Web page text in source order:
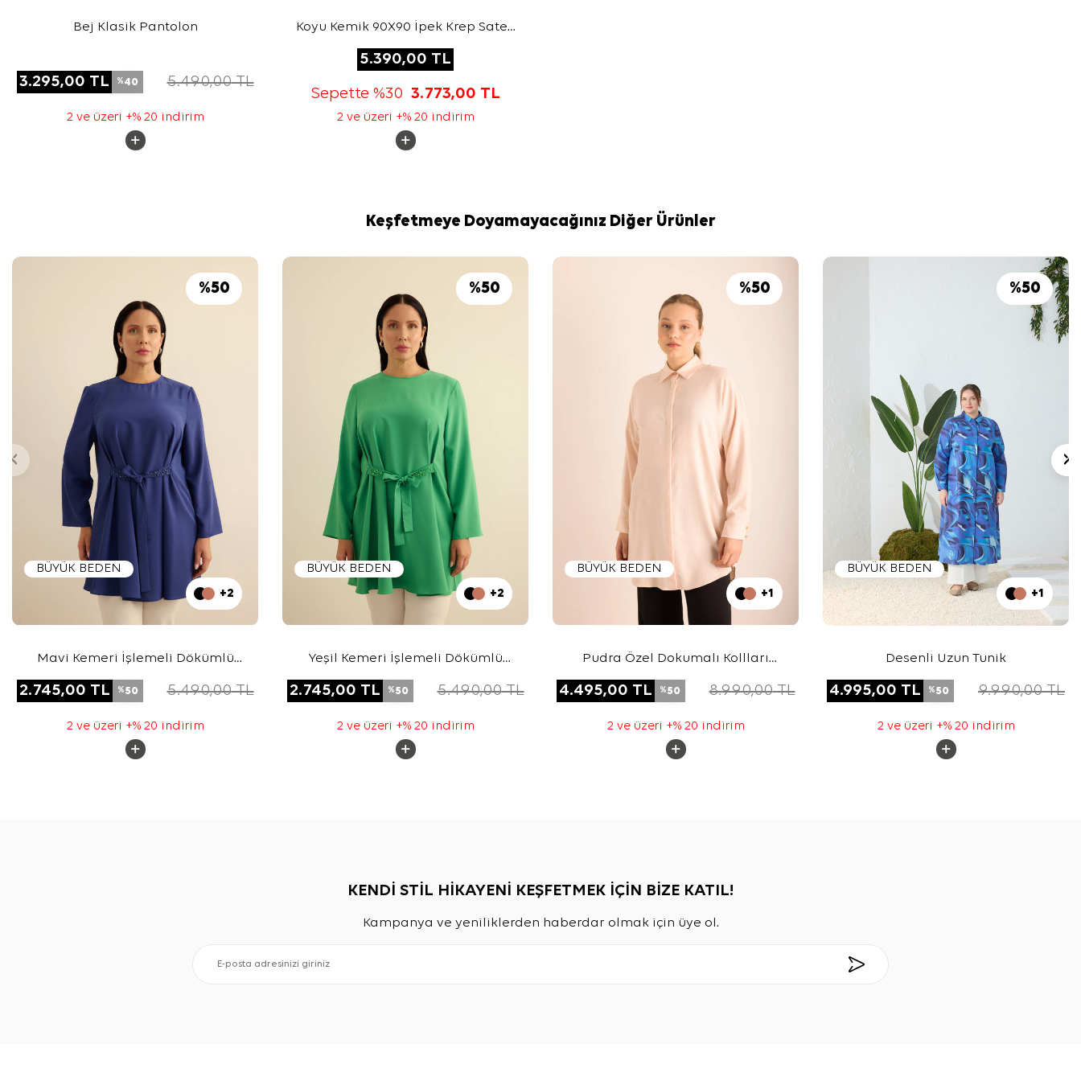
Bej Klasik Pantolon
3.295,00 TL %40 5.490,00TL
2 ve üzeri +% 20 indirim
Koyu Kemik 90X90 İpek Krep Saten
5.390,00 TL
Sepette %30 3.773,00 TL
2 ve üzeri +% 20 indirim
Keşfetmeye Doyamayacağınız Diğer Ürünler
BÜYÜK BEDEN
%50
+2
Mavi Kemeri İşlemeli Dökümlü
2.745,00 TL %50 5.490,00TL
2 ve üzeri +% 20 indirim
BÜYÜK BEDEN
%50
+2
Yeşil Kemeri İşlemeli Dökümlü
2.745,00 TL %50 5.490,00TL
2 ve üzeri +% 20 indirim
BÜYÜK BEDEN
%50
+1
Pudra Özel Dokumalı Kollları
4.495,00 TL %50 8.990,00TL
2 ve üzeri +% 20 indirim
BÜYÜK BEDEN
%50
+1
Desenli Uzun Tunik
4.995,00 TL %50 9.990,00TL
2 ve üzeri +% 20 indirim
KENDİ STİL HİKAYENİ KEŞFETMEK İÇİN BİZE KATIL!
Kampanya ve yeniliklerden haberdar olmak için üye ol.